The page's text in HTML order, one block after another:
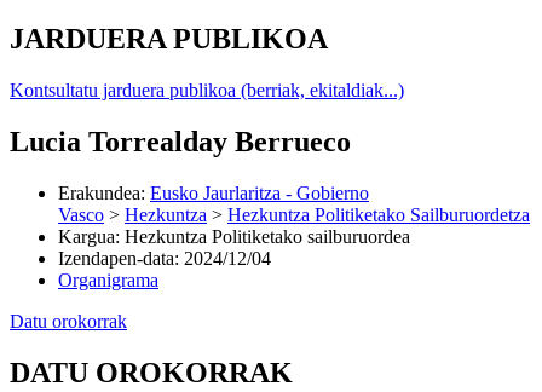
JARDUERA PUBLIKOA
Kontsultatu jarduera publikoa (berriak, ekitaldiak...)
Lucia Torrealday Berrueco
Erakundea: Eusko Jaurlaritza - Gobierno
Vasco > Hezkuntza > Hezkuntza Politiketako Sailburuordetza
Kargua: Hezkuntza Politiketako sailburuordea
Izendapen-data: 2024/12/04
Organigrama
Datu orokorrak
DATU OROKORRAK